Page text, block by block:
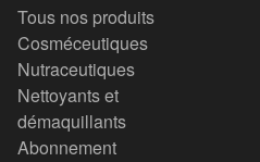
Tous nos produits
Cosméceutiques
Nutraceutiques
Nettoyants et
démaquillants
Abonnement